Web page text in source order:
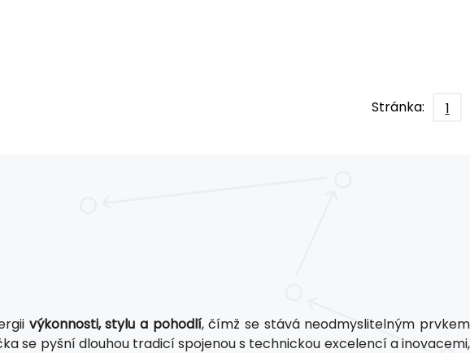
Stránka: 1
výkonnosti, stylu a pohodlí, čímž se stává neodmyslitelným prvkem
se pyšní dlouhou tradicí spojenou s technickou excelencí a inovacemi,